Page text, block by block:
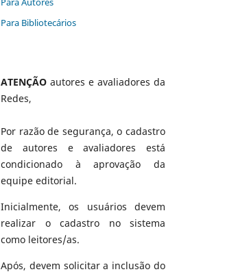
Para Bibliotecários
ATENÇÃO autores e avaliadores da
Redes,
Por razão de segurança, o cadastro
de autores e avaliadores está
condicionado à aprovação da
equipe editorial.
Inicialmente, os usuários devem
realizar o cadastro no sistema
como leitores/as.
Após, devem solicitar a inclusão do